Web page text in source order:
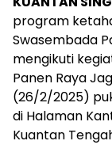
program
Swasembada
mengikuti
Panen Raya
(26/2/2025)
di Halaman
Kuantan